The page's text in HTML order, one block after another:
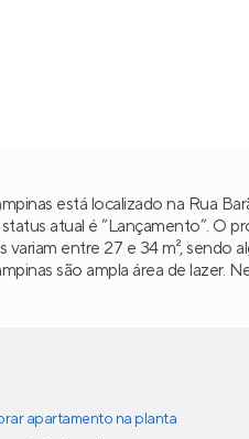
está localizado na Rua
atual é “Lançamento”. O
variam entre 27 e 34 m², sendo
são ampla área de lazer.
apartamento na planta